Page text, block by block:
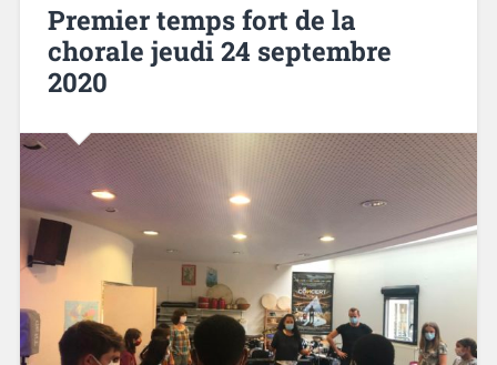
Premier temps fort de la
chorale jeudi 24 septembre
2020